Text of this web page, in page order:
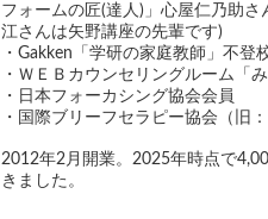
フォームの匠(達人)」心屋仁乃助
江さんは矢野講座の先輩です)
・Gakken「学研の家庭教師」不
・ＷＥＢカウンセリングルーム「
・日本フォーカシング協会会員
・国際ブリーフセラピー協会（旧
2012年2月開業。2025年時点で
きました。